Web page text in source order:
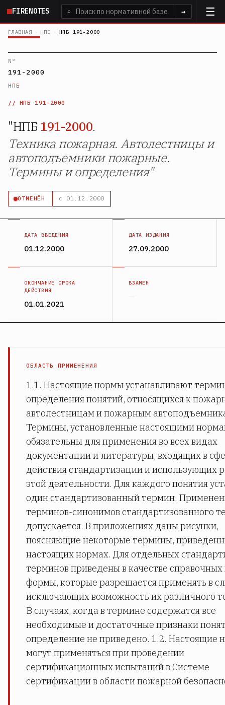
Перейти
основному
FIRENOTES ⌕ →
ГЛАВНАЯ › НПБ › НПБ 191-2000
N°
191-2000
НПБ
НПБ 191-2000
"НПБ 191-2000.
Техника пожарная. Автолестницы и
автоподъемники пожарные.
Термины и определения"
ОТМЕНЁН с 01.12.2000
ДАТА ВВЕДЕНИЯ
01.12.2000
ДАТА ИЗДАНИЯ
27.09.2000
ОКОНЧАНИЕ СРОКА
ДЕЙСТВИЯ
01.01.2021
ВЗАМЕН
—
ОБЛАСТЬ ПРИМЕНЕНИЯ
1.1. Настоящие нормы устанавливают
определения понятий, относящихся к
автолестницам и пожарным
Термины, установленные настоящими
обязательны для применения во всех видах
документации и литературы, входящих в
действия стандартизации и использующих
этой деятельности. Для каждого понятия
один стандартизованный термин.
терминов-синонимов стандартизованного
допускается. В приложениях даны рисунки,
поясняющие некоторые термины,
настоящих нормах. Для отдельных
терминов приведены в качестве справочных
формы, которые разрешается применять в
исключающих возможность их различного
В случаях, когда в термине содержатся все
необходимые и достаточные признаки
определение не приведено. 1.2. Настоящие
могут применяться при проведении
сертификационных испытаний в Системе
сертификации в области пожарной